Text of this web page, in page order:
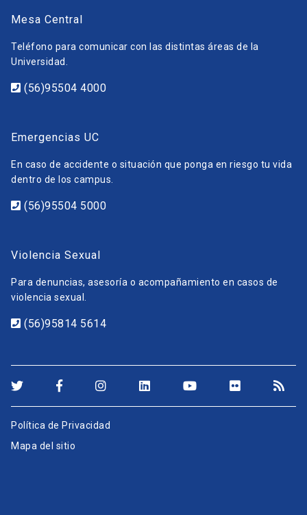
Mesa Central
Teléfono para comunicar con las distintas áreas de la
Universidad.
(56)95504 4000
Emergencias UC
En caso de accidente o situación que ponga en riesgo tu vida
dentro de los campus.
(56)95504 5000
Violencia Sexual
Para denuncias, asesoría o acompañamiento en casos de
violencia sexual.
(56)95814 5614
Política de Privacidad
Mapa del sitio